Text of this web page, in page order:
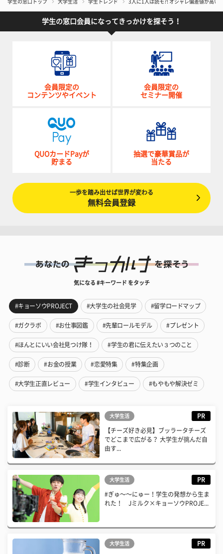
学生の窓口トップ 大学生活 学生トレンド 3人に1人は読モ?! オシャレ偏差値が高
学生の窓口会員になってきっかけを探そう！
会員限定の
コンテンツやイベント
会員限定の
セミナー開催
QUOカードPayが
貯まる
抽選で豪華賞品が
当たる
一歩を踏み出せば世界が変わる
無料会員登録
気になる #キーワード をタッチ
#キョーソウPROJECT #大学生の社会見学 #留学ロードマップ
#ガクラボ #お仕事図鑑 #先輩ロールモデル #プレゼント
#ほんとにいい会社見つけ隊！ #学生の君に伝えたい３つのこと
#診断 #お金の授業 #恋愛特集 #特集企画
#大学生正直レビュー #学生インタビュー #もやもや解決ゼミ
大学生活 PR
【チーズ好き必見】ブッラータチーズ
でどこまで広がる？ 大学生が挑んだ自
由す...
大学生活 PR
#ぎゅ〜〜にゅー！学生の発想から生ま
れた！ Jミルク×キョーソウPROJE...
大学生活 PR